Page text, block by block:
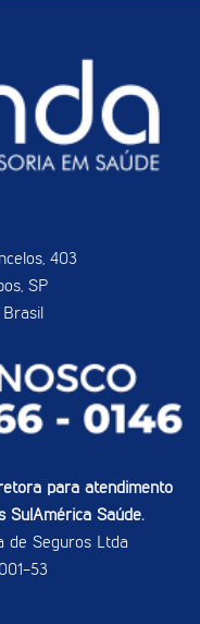
403
SP
para atendimento
SulAmérica Saúde.
de Seguros Ltda
53